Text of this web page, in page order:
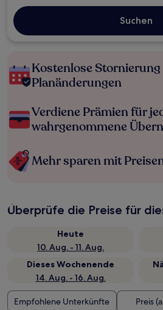
Suchen
Kostenlose Stornierung
Planänderungen
Verdiene Prämien für
wahrgenommene
Mehr sparen mit
Überprüfe die Preise für
Heute
10. Aug. - 11. Aug.
Dieses Wochenende
14. Aug. - 16. Aug.
Empfohlene Unterkünfte Preis